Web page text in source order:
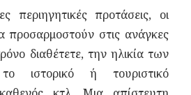
περιηγητικές προτάσεις, οι
προσαρμοστούν στις ανάγκες
διαθέτετε, την ηλικία των
ιστορικό ή τουριστικό